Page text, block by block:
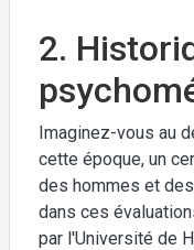
2.
Imaginez-vous au
cette époque, un
des hommes et
dans ces
par l'Université de